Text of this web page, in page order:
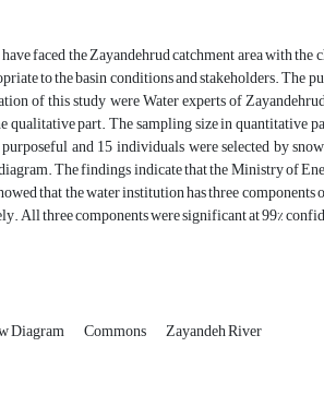
faced the Zayandehrud catchment area with
to the basin conditions and stakeholders. The
of this study were Water experts of
part. The sampling size in quantitative
and 15 individuals were selected by
The findings indicate that the Ministry of
that the water institution has three
All three components were significant at 99%
Diagram Commons Zayandeh River